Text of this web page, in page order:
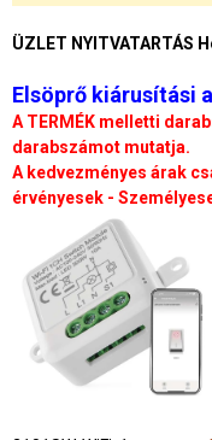
ÜZLET NYITVATARTÁS
Elsöprő kiárusítási
A TERMÉK melletti
darabszámot mutatja.
A kedvezményes árak
érvényesek -